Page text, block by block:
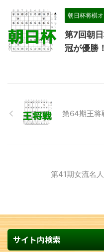
朝日杯将棋
第7回朝
冠が優勝！
第64期王将
第41期女流名
サイト内検索